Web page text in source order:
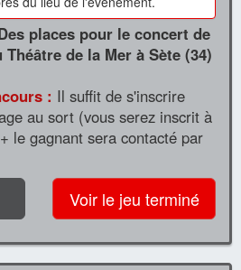
places pour le concert de
de la Mer à Sète (34)
: Il suffit de s'inscrire
au sort (vous serez inscrit à
le gagnant sera contacté par
Voir le jeu terminé